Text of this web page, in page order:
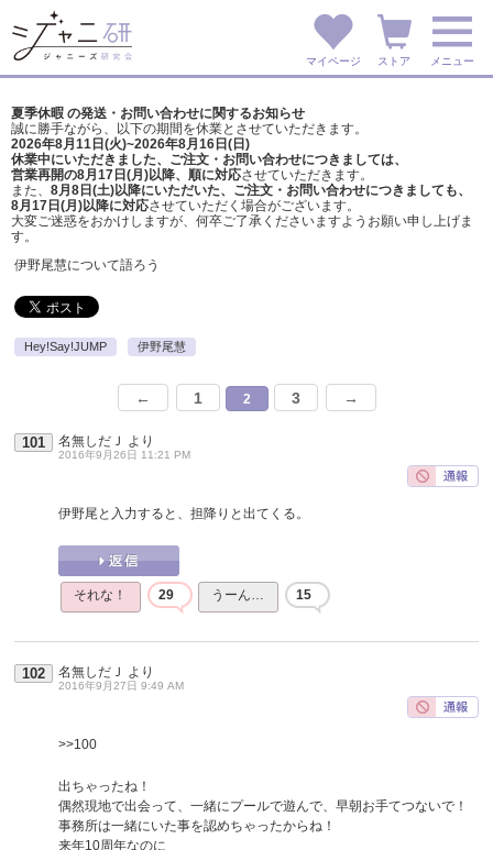
マイページ ストア メニュー
夏季休暇 の発送・お問い合わせに関するお知らせ
誠に勝手ながら、以下の期間を休業とさせていただきます。
2026年8月11日(火)~2026年8月16日(日)
休業中にいただきました、ご注文・お問い合わせにつきましては、
営業再開の8月17日(月)以降、順に対応させていただきます。
また、 8月8日(土)以降にいただいた、ご注文・ お問い合わせにつきましても、
8月17日(月)以降に対応させていただく場合がございます。
大変ご迷惑をおかけしますが、 何卒ご了承くださいますようお願い申し上げま
す。
伊野尾慧について語ろう
Hey!Say!JUMP 伊野尾慧
← 1 2 3 →
101 名無しだＪ より
2016年9月26日 11:21 PM
伊野尾と入力すると、担降りと出てくる。
それな！ 29 うーん… 15
102 名無しだＪ より
2016年9月27日 9:49 AM
>>100
出ちゃったね！
偶然現地で出会って、一緒にプールで遊んで、早朝お手てつないで！
事務所は一緒にいた事を認めちゃったからね！
来年10周年なのに